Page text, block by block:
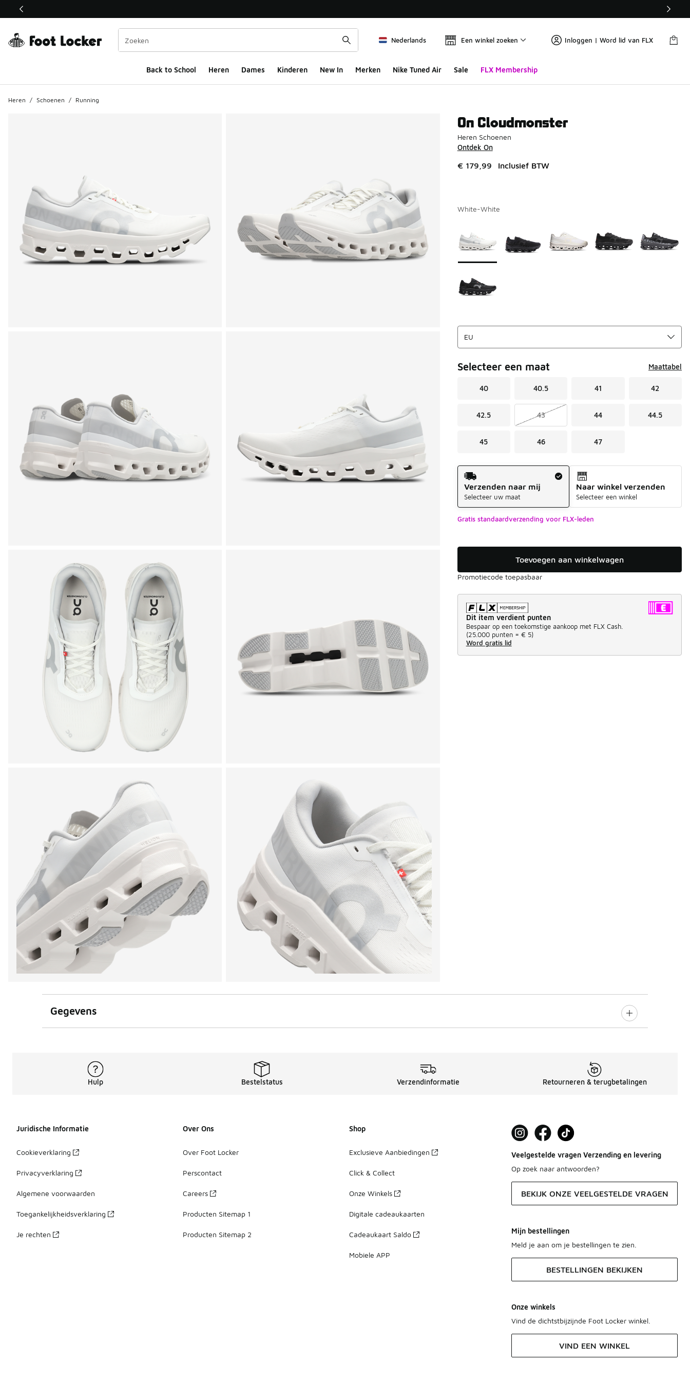
Deze link wordt geopend in een nieuw venster
Nederlands Een winkel zoeken Inloggen | Word lid van FLX
Back to School Heren Dames Kinderen New In Merken Nike Tuned Air Sale FLX Membership
Heren / Schoenen / Running
On Cloudmonster
Heren Schoenen
Ontdek On
€ 179,99 Inclusief BTW
White-White
Selecteer een maat Maattabel
40 40.5 41 42
42.5 43 44 44.5
45 46 47
Verzendmethode
Verzenden naar mij
Selecteer uw maat
Naar winkel verzenden
Selecteer een winkel
Gratis standaardverzending voor FLX-leden
Toevoegen aan winkelwagen
Promotiecode toepasbaar
Dit item verdient punten
Bespaar op een toekomstige aankoop met FLX Cash.
(25.000 punten = € 5)
Word gratis lid
Gegevens
Hulp Bestelstatus Verzendinformatie Retourneren & terugbetalingen
Juridische Informatie
Cookieverklaring
Privacyverklaring
Algemene voorwaarden
Toegankelijkheidsverklaring
Je rechten
Over Ons
Over Foot Locker
Perscontact
Careers
Producten Sitemap 1
Producten Sitemap 2
Shop
Exclusieve Aanbiedingen
Click & Collect
Onze Winkels
Digitale cadeaukaarten
Cadeaukaart Saldo
Mobiele APP
Veelgestelde vragen Verzending en levering
Op zoek naar antwoorden?
BEKIJK ONZE VEELGESTELDE VRAGEN
Mijn bestellingen
Meld je aan om je bestellingen te zien.
BESTELLINGEN BEKIJKEN
Onze winkels
Vind de dichtstbijzijnde Foot Locker winkel.
VIND EEN WINKEL